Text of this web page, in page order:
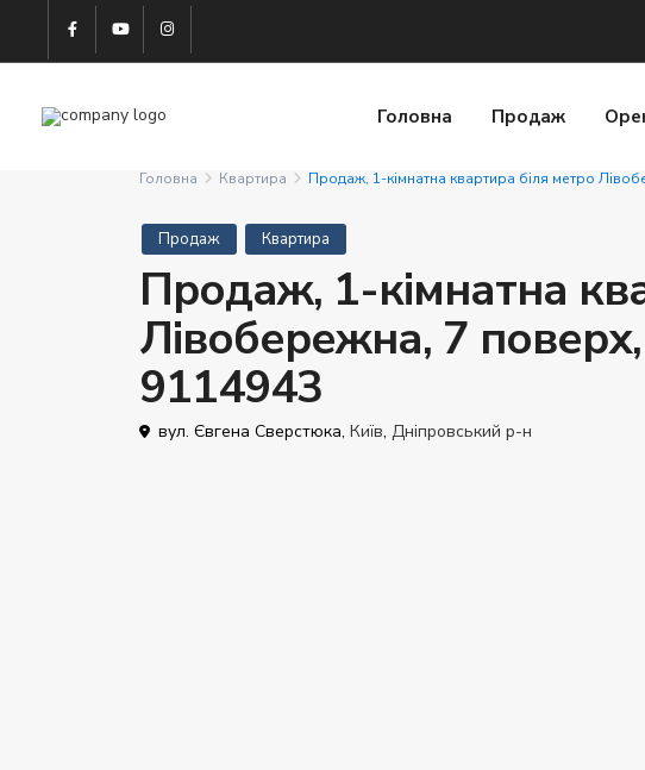
Головна Продаж
Головна Квартира Продаж, 1-кімнатна квартира біля метро
Продаж Квартира
Продаж, 1-кімнатна
Лівобережна, 7
9114943
вул. Євгена Сверстюка, Київ, Дніпровський р-н